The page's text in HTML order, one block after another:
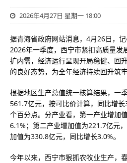
2026年4月27日 星期一 18:00
据青海省政府网站消息，4月26日，记
2026年一季度，西宁市紧扣高质量发
扩内需，经济运行呈现开局稳健、回
的良好态势，为全年经济持续回升筑牢
根据地区生产总值统一核算结果，一
561.7亿元，按可比价计算，同比增
个百分点。分产业看，第一产业增加
6.1%；第二产业增加值为221.7亿元
加值为330.8亿元，同比增长3.0%。
今年以来，西宁市狠抓农牧业生产，